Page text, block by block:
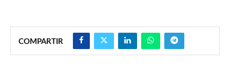
COMPARTIR